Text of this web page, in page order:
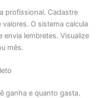
profissional. Cadastre
O sistema calcula
lembretes. Visualize
mês.
ganha e quanto gasta.